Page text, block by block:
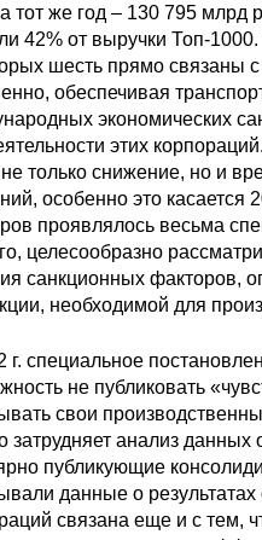
тот же год – 130 795 млрд
42% от выручки Топ-
шесть прямо связаны
обеспечивая
экономических
этих
только снижение, но и
особенно это касается
проявлялось весьма
целесообразно
санкционных факторов,
необходимой для
г. специальное
не публиковать
свои
затрудняет анализ
публикующие
данные о
связана еще и с тем,